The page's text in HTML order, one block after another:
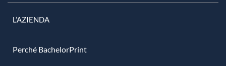
L’AZIENDA
Perché BachelorPrint